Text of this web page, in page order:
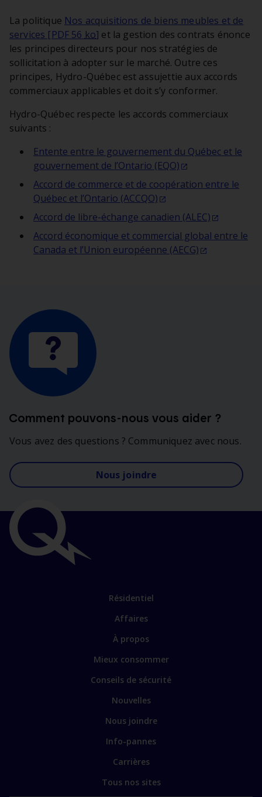
La politique Nos acquisitions de biens meubles et de
services [PDF 56 ko] et la gestion des contrats énonce
les principes directeurs pour nos stratégies de
sollicitation à adopter sur le marché. Outre ces
principes, Hydro-Québec est assujettie aux accords
commerciaux applicables et doit s’y conformer.
Hydro-Québec respecte les accords commerciaux
suivants :
Entente entre le gouvernement du Québec et le
gouvernement de l’Ontario (EQO)
Accord de commerce et de coopération entre le
Québec et l’Ontario (ACCQO)
Accord de libre-échange canadien (ALEC)
Accord économique et commercial global entre le
Canada et l’Union européenne (AECG)
Comment pouvons-nous vous aider ?
Vous avez des questions ? Communiquez avec nous.
Nous joindre
importants
Lien
les
principales
Résidentiel
Affaires
Lien
certains
sites
À propos
Mieux consommer
Conseils de sécurité
Nouvelles
Nous joindre
Info-pannes
Carrières
Tous nos sites